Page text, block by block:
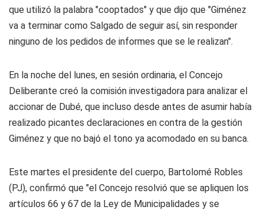
que utilizó la palabra "cooptados" y que dijo que "Giménez
va a terminar como Salgado de seguir así, sin responder
ninguno de los pedidos de informes que se le realizan".
En la noche del lunes, en sesión ordinaria, el Concejo
Deliberante creó la comisión investigadora para analizar el
accionar de Dubé, que incluso desde antes de asumir había
realizado picantes declaraciones en contra de la gestión
Giménez y que no bajó el tono ya acomodado en su banca.
Este martes el presidente del cuerpo, Bartolomé Robles
(PJ), confirmó que "el Concejo resolvió que se apliquen los
artículos 66 y 67 de la Ley de Municipalidades y se